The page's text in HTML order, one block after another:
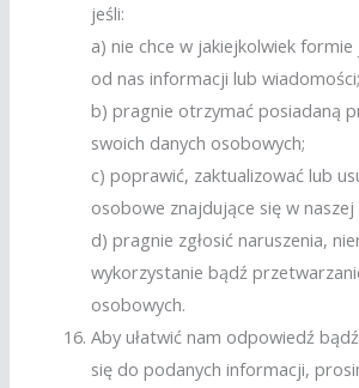
jeśli:
a) nie chce w jakiejkolwiek
od nas informacji lub wiadomości;
b) pragnie otrzymać posiadaną
swoich danych osobowych;
c) poprawić, zaktualizować lub
osobowe znajdujące się w naszej
d) pragnie zgłosić naruszenia,
wykorzystanie bądź
osobowych.
Aby ułatwić nam odpowiedź
się do podanych informacji,